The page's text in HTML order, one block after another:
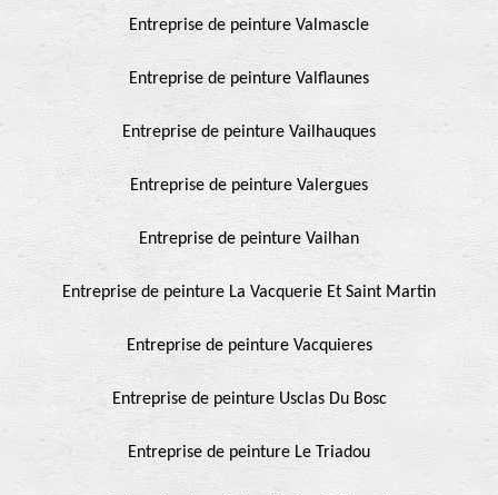
Entreprise de peinture Valmascle
Entreprise de peinture Valflaunes
Entreprise de peinture Vailhauques
Entreprise de peinture Valergues
Entreprise de peinture Vailhan
Entreprise de peinture La Vacquerie Et Saint Martin
Entreprise de peinture Vacquieres
Entreprise de peinture Usclas Du Bosc
Entreprise de peinture Le Triadou